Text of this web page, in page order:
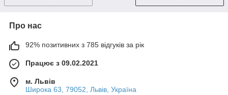
Про нас
92% позитивних з 785 відгуків за рік
Працює з 09.02.2021
м. Львів
Широка 63, 79052, Львів, Україна